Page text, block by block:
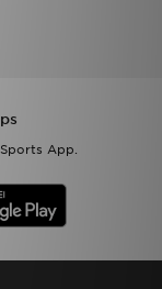
App.